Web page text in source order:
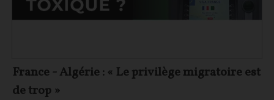
France - Algérie : « Le privilège migratoire est
de trop »